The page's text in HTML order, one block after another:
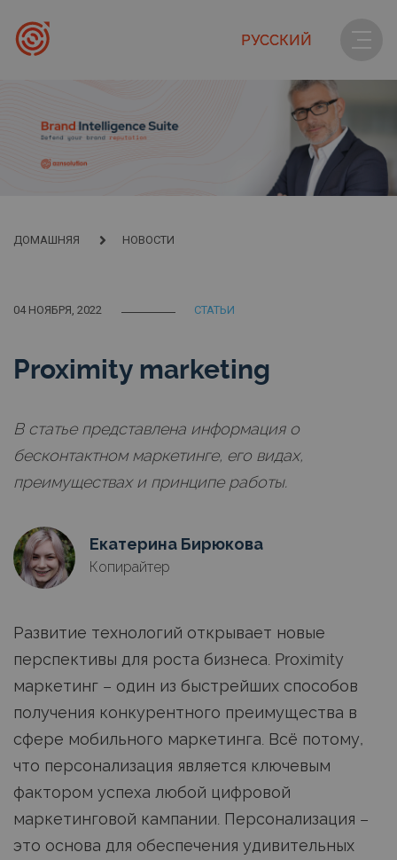
РУССКИЙ
ДОМАШНЯЯ НОВОСТИ
04 НОЯБРЯ, 2022 СТАТЬИ
Proximity marketing
В статье представлена информация о
бесконтактном маркетинге, его видах,
преимуществах и принципе работы.
Екатерина Бирюкова
Копирайтер
Развитие технологий открывает новые
перспективы для роста бизнеса. Proximity
маркетинг – один из быстрейших способов
получения конкурентного преимущества в
сфере мобильного маркетинга. Всё потому,
что персонализация является ключевым
фактором успеха любой цифровой
маркетинговой кампании. Персонализация –
это основа для обеспечения удивительных